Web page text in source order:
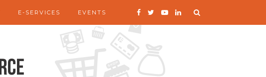
E-SERVICES EVENTS